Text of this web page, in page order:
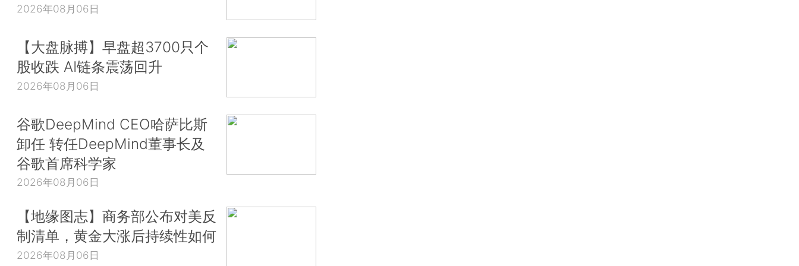
2026年08月06日
【大盘脉搏】早盘超3700只个
股收跌 AI链条震荡回升
2026年08月06日
谷歌DeepMind CEO哈萨比斯
卸任 转任DeepMind董事长及
谷歌首席科学家
2026年08月06日
【地缘图志】商务部公布对美反
制清单，黄金大涨后持续性如何
2026年08月06日